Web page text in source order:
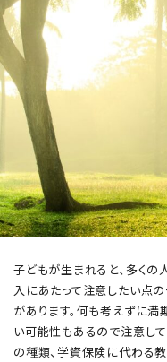
子どもが生まれると、多く
入にあたって注意したい点
があります。何も考えずに
い可能性もあるので注意し
の種類、学資保険に代わる